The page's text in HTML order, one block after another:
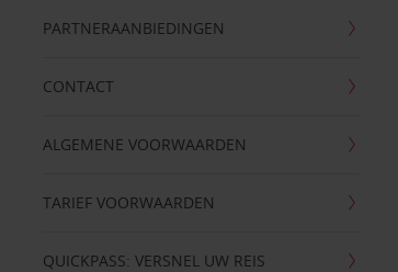
PARTNERAANBIEDINGEN
CONTACT
ALGEMENE VOORWAARDEN
TARIEF VOORWAARDEN
QUICKPASS: VERSNEL UW REIS